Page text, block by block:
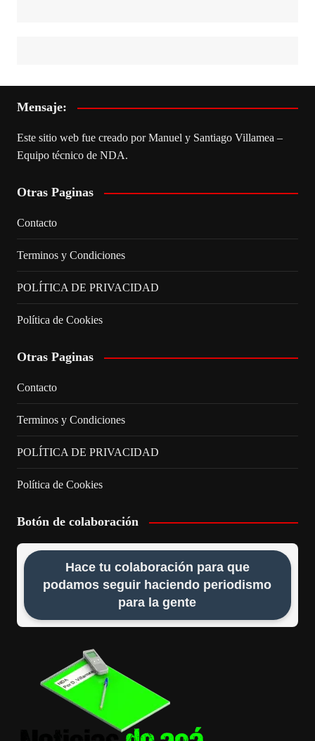
Mensaje:
Este sitio web fue creado por Manuel y Santiago Villamea –
Equipo técnico de NDA.
Otras Paginas
Contacto
Terminos y Condiciones
POLÍTICA DE PRIVACIDAD
Política de Cookies
Otras Paginas
Contacto
Terminos y Condiciones
POLÍTICA DE PRIVACIDAD
Política de Cookies
Botón de colaboración
Hace tu colaboración para que
podamos seguir haciendo periodismo
para la gente